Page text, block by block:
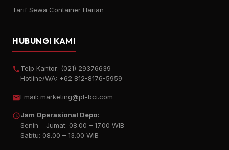
Tarif Sewa Container Harian
HUBUNGI KAMI
Telp Kantor: (021) 29376639
Hotline/WA: +62 812-8176-5959
Email: marketing@pt-bci.com
Jam Operasional Depo:
Senin – Jumat: 08.00 – 17.00 WIB
Sabtu: 08.00 – 13.00 WIB